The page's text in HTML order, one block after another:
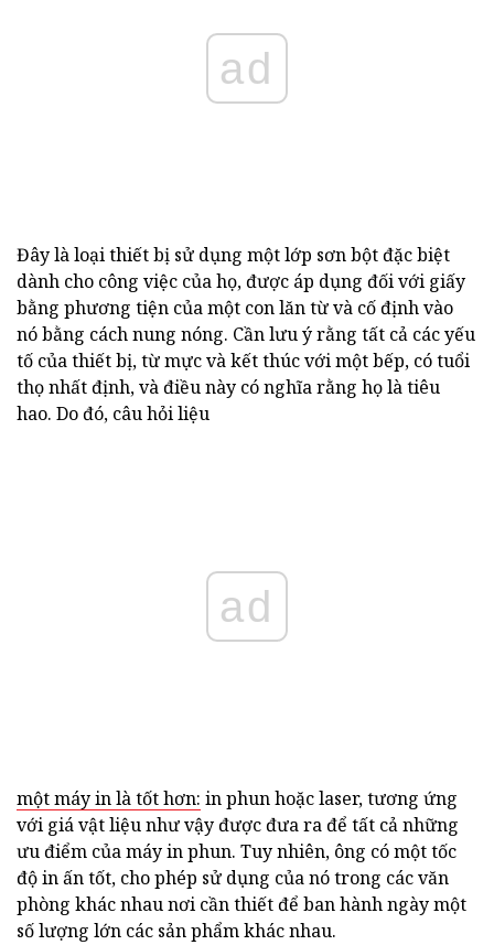
ad
Đây là loại thiết bị sử dụng một lớp sơn bột đặc biệt
dành cho công việc của họ, được áp dụng đối với giấy
bằng phương tiện của một con lăn từ và cố định vào
nó bằng cách nung nóng. Cần lưu ý rằng tất cả các yếu
tố của thiết bị, từ mực và kết thúc với một bếp, có tuổi
thọ nhất định, và điều này có nghĩa rằng họ là tiêu
hao. Do đó, câu hỏi liệu
ad
một máy in là tốt hơn: in phun hoặc laser, tương ứng
với giá vật liệu như vậy được đưa ra để tất cả những
ưu điểm của máy in phun. Tuy nhiên, ông có một tốc
độ in ấn tốt, cho phép sử dụng của nó trong các văn
phòng khác nhau nơi cần thiết để ban hành ngày một
số lượng lớn các sản phẩm khác nhau.